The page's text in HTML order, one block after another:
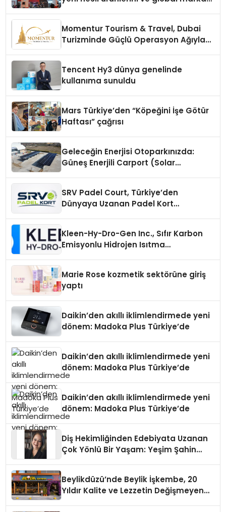
Momentur Tourism & Travel, Dubai
Turizminde Güçlü Operasyon Ağıyla
Tencent Hy3 dünya genelinde
kullanıma sunuldu
Mars Türkiye’den “Köpeğini İşe Götür
Haftası” çağrısı
Geleceğin Enerjisi Otoparkınızda:
Güneş Enerjili Carport (Solar
SRV Padel Court, Türkiye’den
Dünyaya Uzanan Padel Kort
Kleen-Hy-Dro-Gen Inc., Sıfır Karbon
Emisyonlu Hidrojen Isıtma
Marie Rose kozmetik sektörüne giriş
yaptı
Daikin’den akıllı iklimlendirmede yeni
dönem: Madoka Plus Türkiye’de
Daikin’den akıllı iklimlendirmede yeni
dönem: Madoka Plus Türkiye’de
Daikin’den akıllı iklimlendirmede yeni
dönem: Madoka Plus Türkiye’de
Diş Hekimliğinden Edebiyata Uzanan
Çok Yönlü Bir Yaşam: Yeşim Şahin
Beylikdüzü’nde Beylik İşkembe, 20
Yıldır Kalite ve Lezzetin Değişmeyen